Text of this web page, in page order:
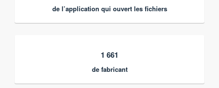
de l’application qui ouvert les fichiers
1 661
de fabricant